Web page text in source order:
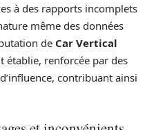
à des rapports incomplets
même des données
de Car Vertical
établie, renforcée par des
contribuant ainsi